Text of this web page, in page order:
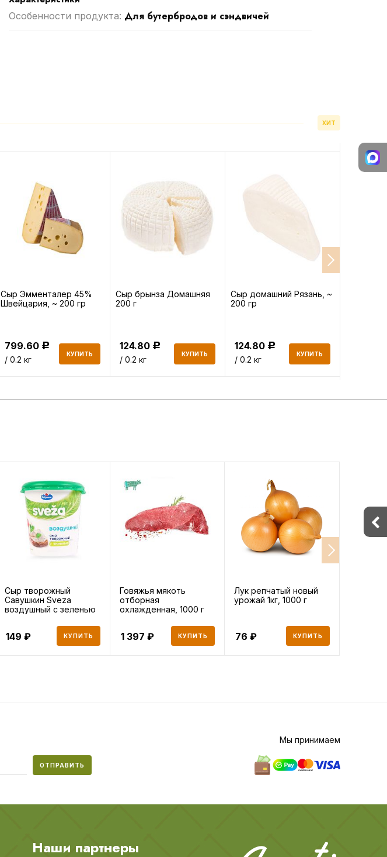
Особенности продукта: Для бутербродов и сэндвичей
ХИТ
Сыр Эмменталер 45%
Швейцария, ~ 200 гр
799.60 Р
/ 0.2 кг
КУПИТЬ
Сыр брынза Домашняя
200 г
124.80 Р
/ 0.2 кг
КУПИТЬ
Сыр домашний Рязань, ~
200 гр
124.80 Р
/ 0.2 кг
КУПИТЬ
Сыр творожный
Савушкин Sveza
воздушный с зеленью
149 КУПИТЬ
Говяжья мякоть
отборная
охлажденная, 1000 г
1 397 КУПИТЬ
Лук репчатый новый
урожай 1кг, 1000 г
76 КУПИТЬ
ОТПРАВИТЬ
Мы принимаем
Наши партнеры